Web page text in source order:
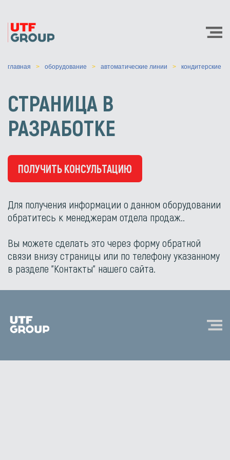
главная оборудование автоматические линии кондитерские
СТРАНИЦА В
РАЗРАБОТКЕ
ПОЛУЧИТЬ КОНСУЛЬТАЦИЮ
Для получения информации о данном оборудовании
обратитесь к менеджерам отдела продаж..
Вы можете сделать это через форму обратной
связи внизу страницы или по телефону указанному
в разделе "Контакты" нашего сайта.